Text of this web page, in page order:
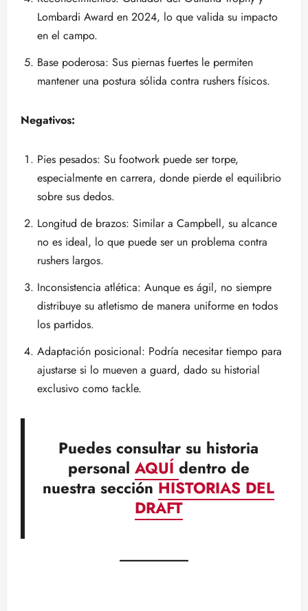
Lombardi Award en 2024, lo que valida su impacto
en el campo.
Base poderosa: Sus piernas fuertes le permiten
mantener una postura sólida contra rushers físicos.
Negativos:
Pies pesados: Su footwork puede ser torpe,
especialmente en carrera, donde pierde el equilibrio
sobre sus dedos.
Longitud de brazos: Similar a Campbell, su alcance
no es ideal, lo que puede ser un problema contra
rushers largos.
Inconsistencia atlética: Aunque es ágil, no siempre
distribuye su atletismo de manera uniforme en todos
los partidos.
Adaptación posicional: Podría necesitar tiempo para
ajustarse si lo mueven a guard, dado su historial
exclusivo como tackle.
Puedes consultar su historia
personal AQUÍ dentro de
nuestra sección HISTORIAS DEL
DRAFT